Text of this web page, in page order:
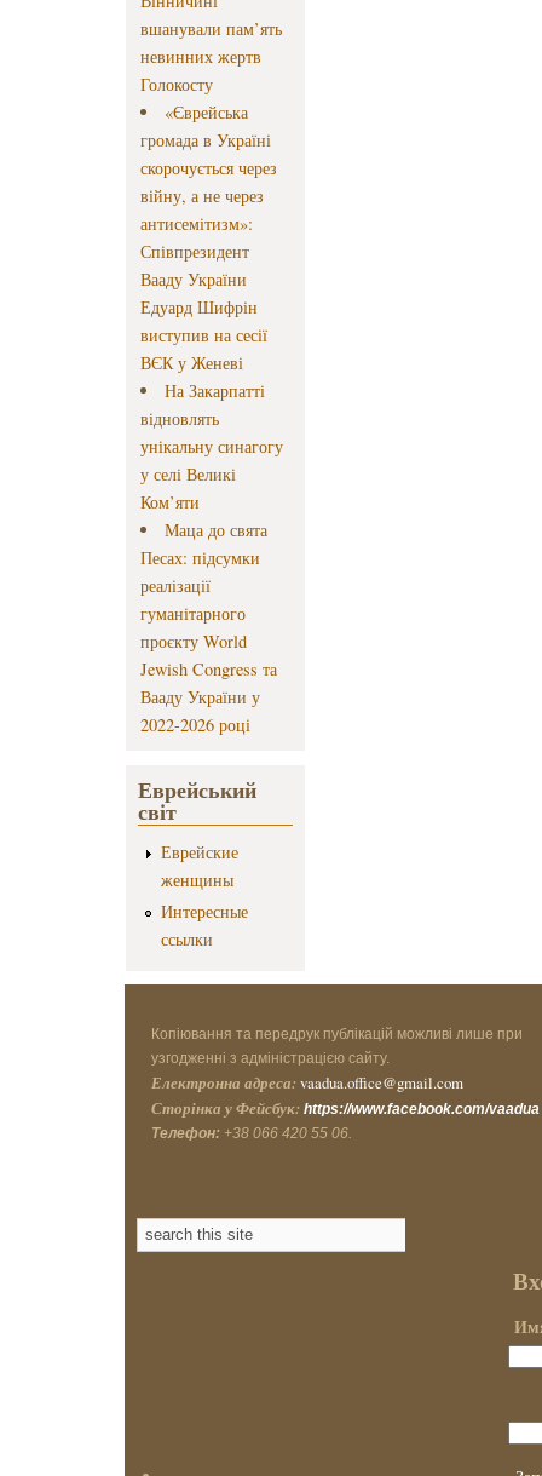
вшанували пам’ять
невинних жертв
Голокосту
«Єврейська
громада в Україні
скорочується через
війну, а не через
антисемітизм»:
Співпрезидент
Вааду України
Едуард Шифрін
виступив на сесії
ВЄК у Женеві
На Закарпатті
відновлять
унікальну синагогу
у селі Великі
Ком’яти
Маца до свята
Песах: підсумки
реалізації
гуманітарного
проєкту World
Jewish Congress та
Вааду України у
2022-2026 році
Еврейський
світ
Еврейские
женщины
Интересные
ссылки
Копіювання та передрук публікацій можливі лише при
узгодженні з адміністрацією сайту.
Електронна адреса: vaadua.office@gmail.com
Сторінка у Фейсбук: https://www.facebook.com/vaadua
Телефон: +38 066 420 55 06.